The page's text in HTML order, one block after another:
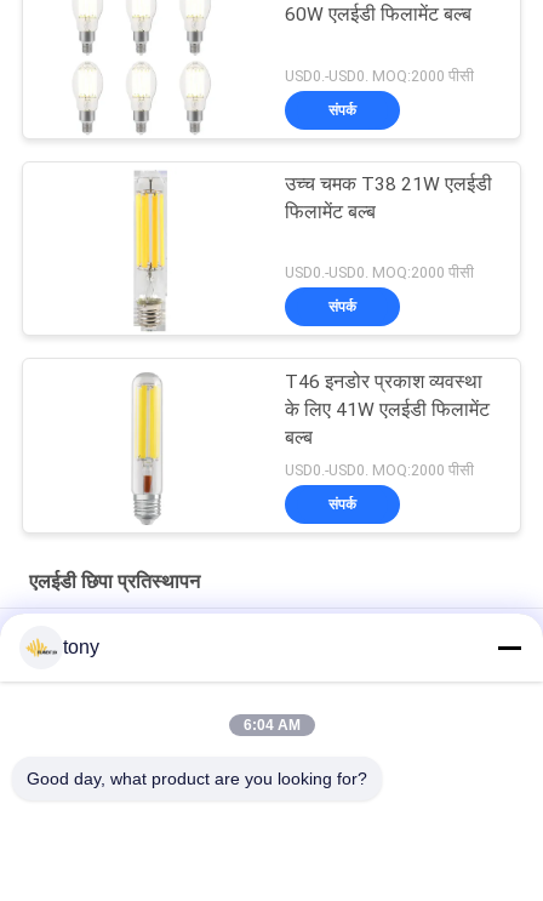
60W एलईडी फिलामेंट बल्ब
USD0.-USD0. MOQ:2000 पीसी
संपर्क
उच्च चमक T38 21W एलईडी
फिलामेंट बल्ब
USD0.-USD0. MOQ:2000 पीसी
संपर्क
T46 इनडोर प्रकाश व्यवस्था
के लिए 41W एलईडी फिलामेंट
बल्ब
USD0.-USD0. MOQ:2000 पीसी
संपर्क
एलईडी छिपा प्रतिस्थापन
एलईडी फिलामेंट बल्ब
tony
6:04 AM
Good day, what product are you looking for?